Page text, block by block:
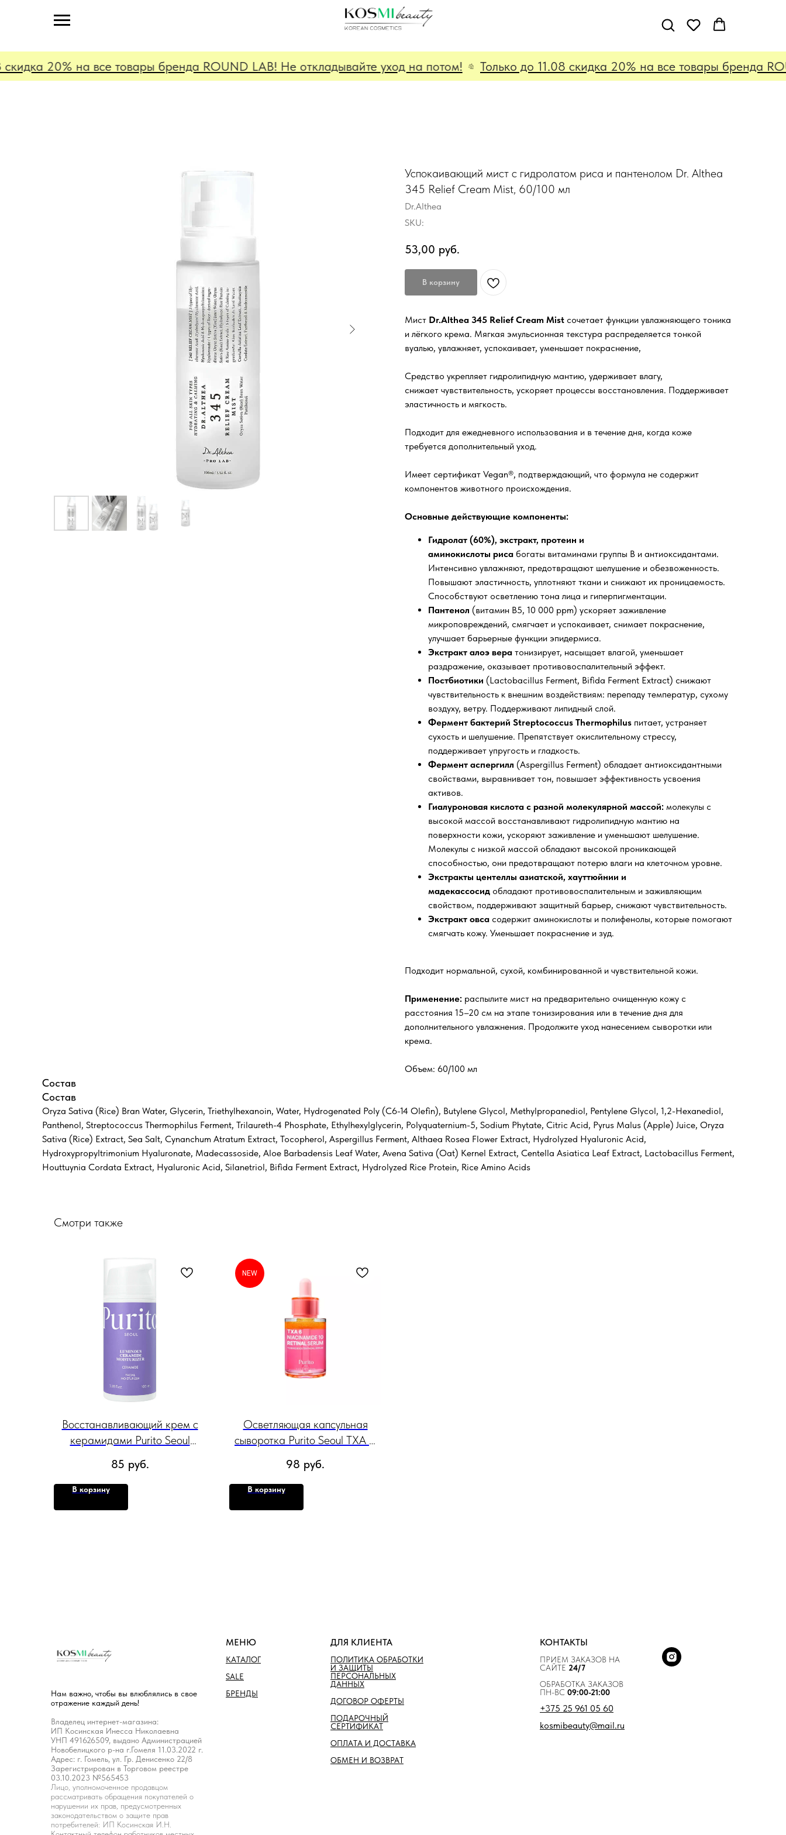
20% на все товары бренда ROUND LAB! Не откладывайте уход на потом! Только до 11.08 скидка 20% на все товары бренда
Успокаивающий мист с гидролатом риса и пантенолом Dr. Althea
345 Relief Cream Mist, 60/100 мл
Dr.Althea
SKU:
53,00 руб.
В корзину
Мист Dr.Althea 345 Relief Cream Mist сочетает функции увлажняющего тоника
и лёгкого крема. Мягкая эмульсионная текстура распределяется тонкой
вуалью, увлажняет, успокаивает, уменьшает покраснение,
Средство укрепляет гидролипидную мантию, удерживает влагу,
снижает чувствительность, ускоряет процессы восстановления. Поддерживает
эластичность и мягкость.
Подходит для ежедневного использования и в течение дня, когда коже
требуется дополнительный уход.
Имеет сертификат Vegan®, подтверждающий, что формула не содержит
компонентов животного происхождения.
Основные действующие компоненты:
Гидролат (60%), экстракт, протеин и
аминокислоты риса богаты витаминами группы В и антиоксидантами.
Интенсивно увлажняют, предотвращают шелушение и обезвоженность.
Повышают эластичность, уплотняют ткани и снижают их проницаемость.
Способствуют осветлению тона лица и гиперпигментации.
Пантенол (витамин B5, 10 000 ppm) ускоряет заживление
микроповреждений, смягчает и успокаивает, снимает покраснение,
улучшает барьерные функции эпидермиса.
Экстракт алоэ вера тонизирует, насыщает влагой, уменьшает
раздражение, оказывает противовоспалительный эффект.
Постбиотики (Lactobacillus Ferment, Bifida Ferment Extract) снижают
чувствительность к внешним воздействиям: перепаду температур, сухому
воздуху, ветру. Поддерживают липидный слой.
Фермент бактерий Streptococcus Thermophilus питает, устраняет
сухость и шелушение. Препятствует окислительному стрессу,
поддерживает упругость и гладкость.
Фермент аспергилл (Aspergillus Ferment) обладает антиоксидантными
свойствами, выравнивает тон, повышает эффективность усвоения
активов.
Гиалуроновая кислота с разной молекулярной массой: молекулы с
высокой массой восстанавливают гидролипидную мантию на
поверхности кожи, ускоряют заживление и уменьшают шелушение.
Молекулы с низкой массой обладают высокой проникающей
способностью, они предотвращают потерю влаги на клеточном уровне.
Экстракты центеллы азиатской, хауттюйнии и
мадекассосид обладают противовоспалительным и заживляющим
свойством, поддерживают защитный барьер, снижают чувствительность.
Экстракт овса содержит аминокислоты и полифенолы, которые помогают
смягчать кожу. Уменьшает покраснение и зуд.
Подходит нормальной, сухой, комбинированной и чувствительной кожи.
Применение: распылите мист на предварительно очищенную кожу с
расстояния 15–20 см на этапе тонизирования или в течение дня для
дополнительного увлажнения. Продолжите уход нанесением сыворотки или
крема.
Объем: 60/100 мл
Состав
Состав
Oryza Sativa (Rice) Bran Water, Glycerin, Triethylhexanoin, Water, Hydrogenated Poly (C6-14 Olefin), Butylene Glycol, Methylpropanediol, Pentylene Glycol, 1,2-Hexanediol,
Panthenol, Streptococcus Thermophilus Ferment, Trilaureth-4 Phosphate, Ethylhexylglycerin, Polyquaternium-5, Sodium Phytate, Citric Acid, Pyrus Malus (Apple) Juice, Oryza
Sativa (Rice) Extract, Sea Salt, Cynanchum Atratum Extract, Tocopherol, Aspergillus Ferment, Althaea Rosea Flower Extract, Hydrolyzed Hyaluronic Acid,
Hydroxypropyltrimonium Hyaluronate, Madecassoside, Aloe Barbadensis Leaf Water, Avena Sativa (Oat) Kernel Extract, Centella Asiatica Leaf Extract, Lactobacillus Ferment,
Houttuynia Cordata Extract, Hyaluronic Acid, Silanetriol, Bifida Ferment Extract, Hydrolyzed Rice Protein, Rice Amino Acids
Смотри также
Восстанавливающий крем с
керамидами Purito Seoul
Luminous Ceramide Moisturizer,
100 мл.
85 руб.
В корзину
NEW
Осветляющая капсульная
сыворотка Purito Seoul TXA 6
Niacinamide 10 Retinal Serum,
30мл
98 руб.
В корзину
Нам важно, чтобы вы влюблялись в свое
отражение каждый день!
Владелец интернет-магазина:
ИП Косинская Инесса Николаевна
УНП 491626509, выдано Администрацией
Новобелицкого р-на г.Гомеля 11.03.2022 г.
Адрес: г. Гомель, ул. Гр. Денисенко 22/8
Зарегистрирован в Торговом реестре
03.10.2023 №565453
Лицо, уполномоченное продавцом
рассматривать обращения покупателей о
нарушении их прав, предусмотренных
законодательством о защите прав
потребителей: ИП Косинская И.Н.
МЕНЮ
КАТАЛОГ
SALE
БРЕНДЫ
ДЛЯ КЛИЕНТА
ПОЛИТИКА ОБРАБОТКИ
И ЗАЩИТЫ
ПЕРСОНАЛЬНЫХ
ДАННЫХ
ДОГОВОР ОФЕРТЫ
ПОДАРОЧНЫЙ
СЕРТИФИКАТ
ОПЛАТА И ДОСТАВКА
ОБМЕН И ВОЗВРАТ
КОНТАКТЫ
ПРИЕМ ЗАКАЗОВ НА
САЙТЕ 24/7
ОБРАБОТКА ЗАКАЗОВ
ПН-ВС 09:00-21:00
+375 25 961 05 60
kosmibeauty@mail.ru